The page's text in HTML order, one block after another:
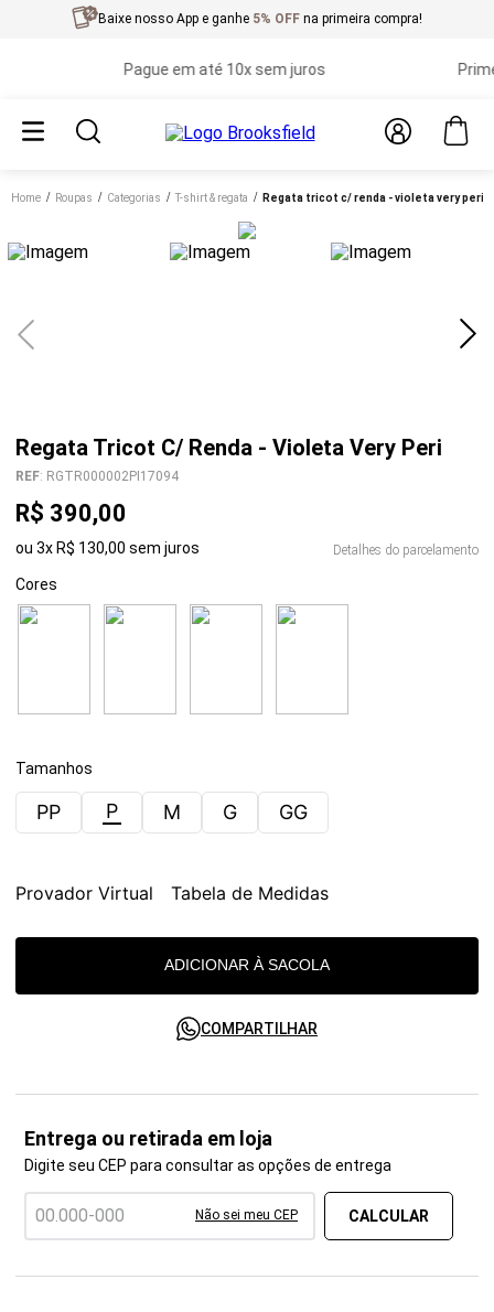
Baixe nosso App e ganhe 5% OFF na primeira compra!
Pague em até 10x sem juros
Home roupas categorias t-shirt & regata regata tricot c/ renda - violeta very peri
Regata Tricot C/ Renda - Violeta Very Peri
REF: RGTR000002PI17094
R$ 390,00
ou 3x R$ 130,00 sem juros Detalhes do parcelamento
Cores
Tamanhos
PP P M G GG
Provador Virtual Tabela de Medidas
ADICIONAR À SACOLA
COMPARTILHAR
Entrega ou retirada em loja
Digite seu CEP para consultar as opções de entrega
Não sei meu CEP